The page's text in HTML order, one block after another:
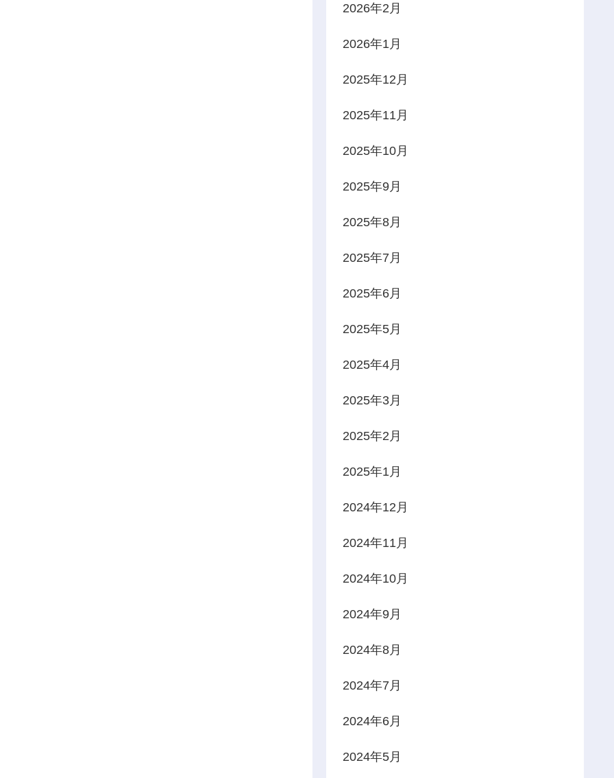
2026年2月
2026年1月
2025年12月
2025年11月
2025年10月
2025年9月
2025年8月
2025年7月
2025年6月
2025年5月
2025年4月
2025年3月
2025年2月
2025年1月
2024年12月
2024年11月
2024年10月
2024年9月
2024年8月
2024年7月
2024年6月
2024年5月